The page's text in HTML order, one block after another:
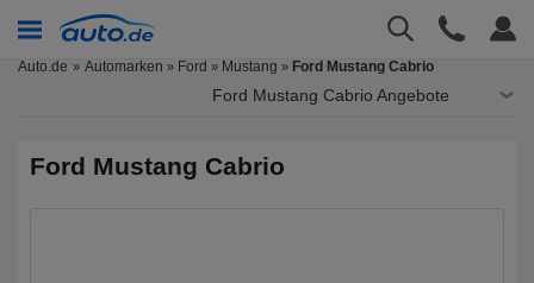
Auto.de Automarken » Ford » Mustang » Ford Mustang Cabrio
Ford Mustang Cabrio Angebote
Ford Mustang Cabrio